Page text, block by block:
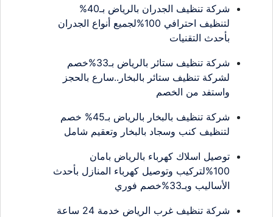
شركة تنظيف الجدران بالرياض بـ40%
لتنظيف احترافي 100%لجميع أنواع الجدران
بأحدث التقنيات
شركة تنظيف ستائر بالرياض بـ33%خصم
لشركة تنظيف ستائر بالبخار..سارع بالحجز
واستفد من الخصم
شركة تنظيف بالبخار بالرياض بـ45% خصم
لتنظيف كنب وسجاد بالبخار وتعقيم شامل
توصيل اسلاك كهرباء بالرياض بامان
100%لتركيب وتوصيل كهرباء المنازل بأحدث
الأساليب وبـ33%خصم فوري
شركة تنظيف غرب الرياض خدمة 24 ساعة